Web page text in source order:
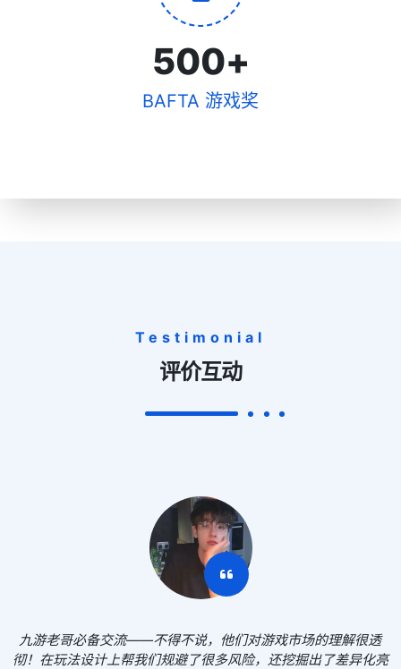
500+
BAFTA 游戏奖
Testimonial
评价互动
九游老哥必备交流——不得不说，他们对游戏市场的理解很透
彻！在玩法设计上帮我们规避了很多风险，还挖掘出了差异化亮